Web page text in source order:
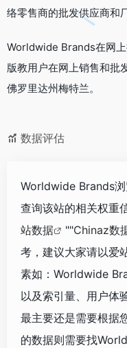
络零售商的批发供应商和
Worldwide Brands在网
版教用户在网上销售和批
佛罗里达州梅特兰。
数据评估
Worldwide Brands
查询该站的相关权重
站数据
""Chinaz数
考，建议大家请以爱
素如：Worldwide
以及索引量、用户体
最主要还是需要根据
的数据则需要找